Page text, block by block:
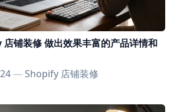
铺装修 做出效果丰富的产品详情和
—Shopify 店铺装修